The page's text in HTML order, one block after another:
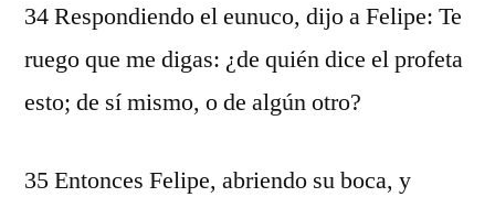
34 Respondiendo el eunuco, dijo a Felipe: Te
ruego que me digas: ¿de quién dice el profeta
esto; de sí mismo, o de algún otro?
35 Entonces Felipe, abriendo su boca, y